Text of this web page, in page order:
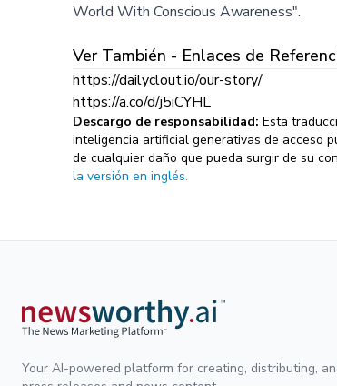
World With Conscious Awareness".
Ver También - Enlaces de
https://dailyclout.io/our-story/
https://a.co/d/j5iCYHL
Descargo de responsabilidad: Esta
inteligencia artificial generativas de acceso
de cualquier daño que pueda surgir de su
la versión en inglés.
Your AI-powered platform for creating, distributing,